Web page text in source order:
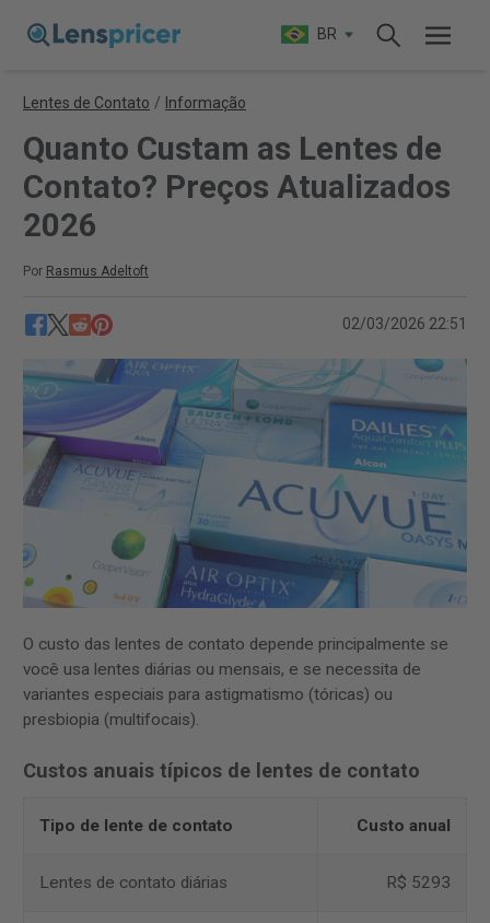
BR
Lentes de Contato / Informação
Quanto Custam as Lentes de
Contato? Preços Atualizados
2026
Por Rasmus Adeltoft
02/03/2026 22:51
O custo das lentes de contato depende principalmente se
você usa lentes diárias ou mensais, e se necessita de
variantes especiais para astigmatismo (tóricas) ou
presbiopia (multifocais).
Custos anuais típicos de lentes de contato
Tipo de lente de contato Custo anual
Lentes de contato diárias R$ 5293